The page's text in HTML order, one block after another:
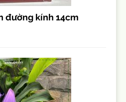
đường kính 14cm